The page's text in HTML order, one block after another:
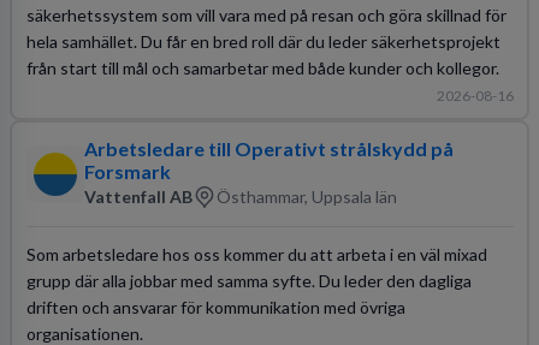
säkerhetssystem som vill vara med på resan och göra skillnad för
hela samhället. Du får en bred roll där du leder säkerhetsprojekt
från start till mål och samarbetar med både kunder och kollegor.
2026-08-16
Arbetsledare till Operativt strålskydd på
Forsmark
Vattenfall AB Östhammar, Uppsala län
Som arbetsledare hos oss kommer du att arbeta i en väl mixad
grupp där alla jobbar med samma syfte. Du leder den dagliga
driften och ansvarar för kommunikation med övriga
organisationen.